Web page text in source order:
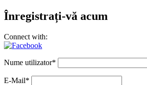
Înregistrați-vă acum
Connect with:
Nume utilizator*
E-Mail*